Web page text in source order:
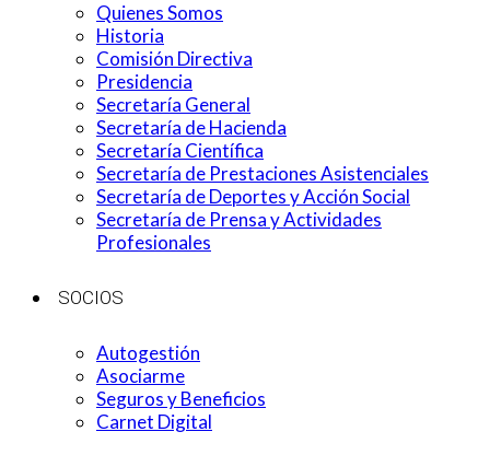
Quienes Somos
Historia
Comisión Directiva
Presidencia
Secretaría General
Secretaría de Hacienda
Secretaría Científica
Secretaría de Prestaciones Asistenciales
Secretaría de Deportes y Acción Social
Secretaría de Prensa y Actividades
Profesionales
SOCIOS
Autogestión
Asociarme
Seguros y Beneficios
Carnet Digital